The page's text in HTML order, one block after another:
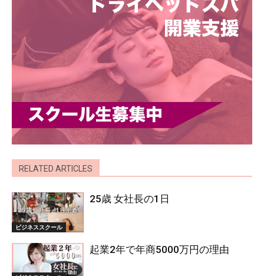
RELATED ARTICLES
ビジネススクール
25歳 女社長の1日
起業2年で年商5000万円の理由